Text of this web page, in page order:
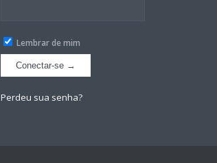
Lembrar de mim
Perdeu sua senha?